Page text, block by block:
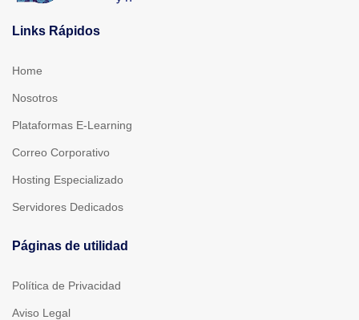
Links Rápidos
Home
Nosotros
Plataformas E-Learning
Correo Corporativo
Hosting Especializado
Servidores Dedicados
Páginas de utilidad
Política de Privacidad
Aviso Legal